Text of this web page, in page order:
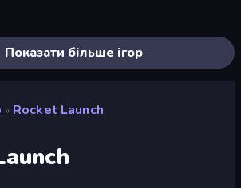
Показати більше ігор
» Rocket Launch